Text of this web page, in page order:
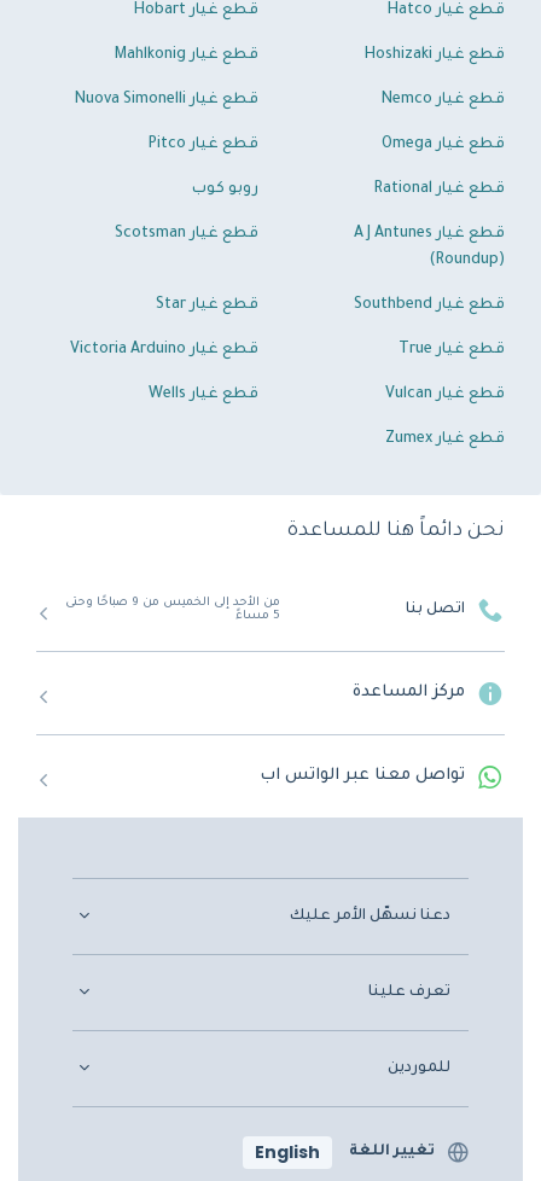
قطع غيار Hatco قطع غيار Hobart
قطع غيار Hoshizaki قطع غيار Mahlkonig
قطع غيار Nemco قطع غيار Nuova Simonelli
قطع غيار Omega قطع غيار Pitco
قطع غيار Rational روبو كوب
قطع غيار A J Antunes
(Roundup)
قطع غيار Scotsman
قطع غيار Southbend قطع غيار Star
قطع غيار True قطع غيار Victoria Arduino
قطع غيار Vulcan قطع غيار Wells
قطع غيار Zumex
نحن دائماً هنا للمساعدة
اتصل بنا
من الأحد إلى الخميس من 9 صباحًا وحتى
5 مساءً
مركز المساعدة
تواصل معنا عبر الواتس اب
دعنا نسهّل الأمر عليك
تعرف علينا
للموردين
تغيير اللغة English